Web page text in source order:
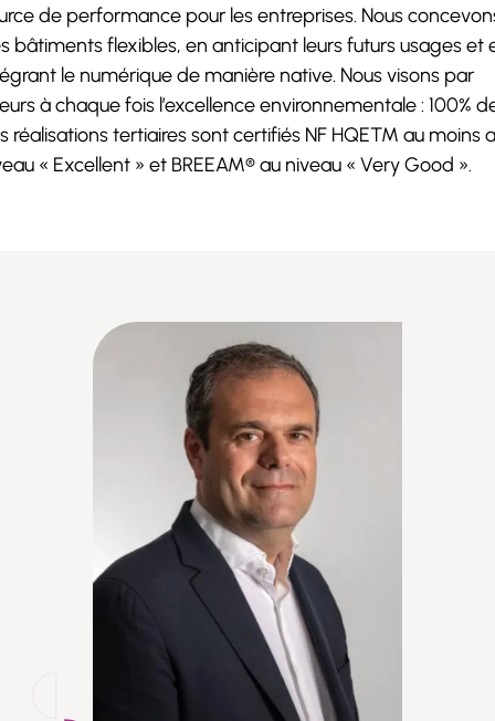
de performance pour les entreprises. Nous
bâtiments flexibles, en anticipant leurs futurs usages et
le numérique de manière native. Nous visons par
à chaque fois l’excellence environnementale : 100%
réalisations tertiaires sont certifiés NF HQETM au moins
« Excellent » et BREEAM® au niveau « Very Good ».